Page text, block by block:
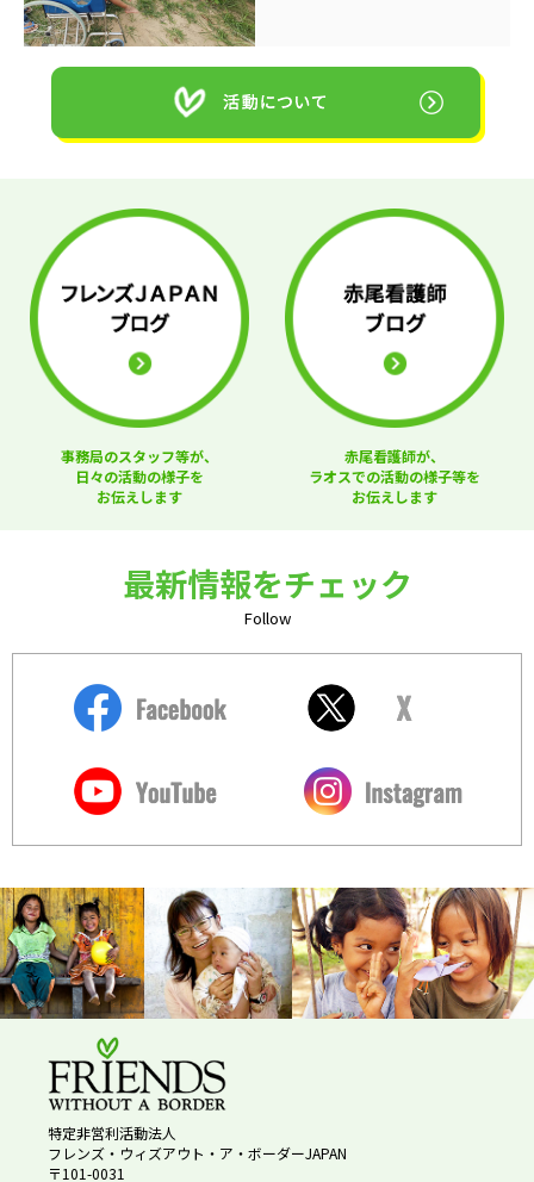
事務局のスタッフ等が、
日々の活動の様子を
お伝えします
赤尾看護師が、
ラオスでの活動の様子等を
お伝えします
最新情報をチェック
Follow
特定非営利活動法人
フレンズ・ウィズアウト・ア・ボーダーJAPAN
〒101-0031